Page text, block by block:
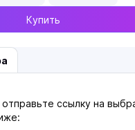
Купить
ссылку на